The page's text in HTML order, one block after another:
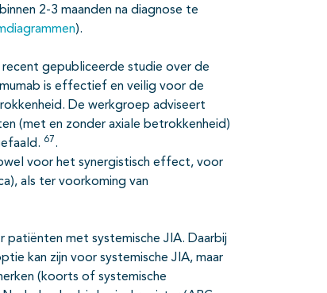
2-3 maanden na diagnose te
).
gepubliceerde studie over de
is effectief en veilig voor de
De werkgroep adviseert
(met en zonder axiale betrokkenheid)
67.
voor het synergistisch effect, voor
als ter voorkoming van
met systemische JIA. Daarbij
kan zijn voor systemische JIA, maar
(koorts of systemische